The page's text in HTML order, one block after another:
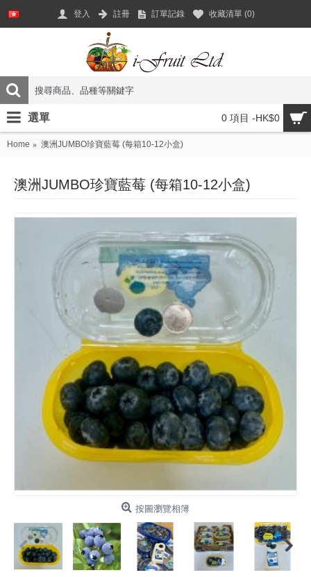
登入 註冊 訂單記錄 收藏清單 (0)
0 項目 -HK$0
選單
Home 澳洲JUMBO珍寶藍莓 (每箱10-12小盒)
澳洲JUMBO珍寶藍莓 (每箱10-12小盒)
按圖瀏覽相簿